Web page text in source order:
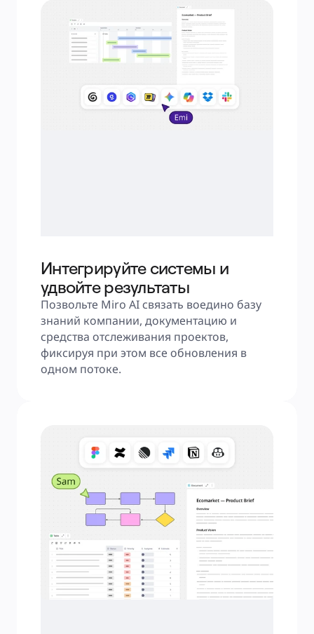
Интегрируйте системы и
удвойте результаты
Позвольте Miro AI связать воедино базу
знаний компании, документацию и
средства отслеживания проектов,
фиксируя при этом все обновления в
одном потоке.